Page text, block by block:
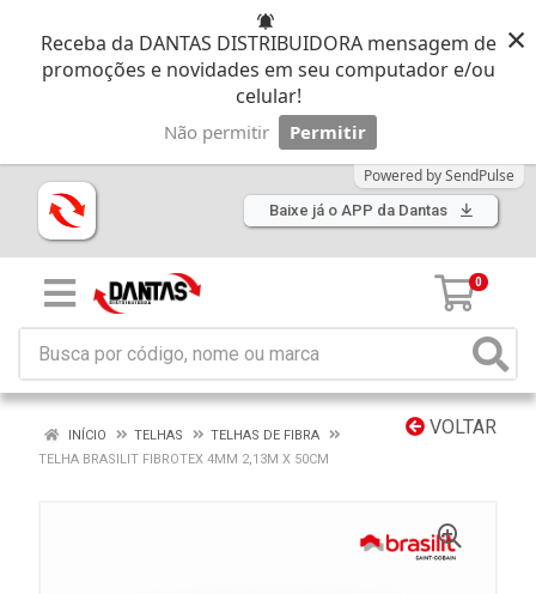
Receba da DANTAS DISTRIBUIDORA mensagem de
promoções e novidades em seu computador e/ou
celular!
Não permitir Permitir
Powered by SendPulse
×
Baixe já o APP da Dantas
0
VOLTAR
INÍCIO TELHAS
TELHAS DE FIBRA
TELHA BRASILIT FIBROTEX 4MM 2,13M X 50CM